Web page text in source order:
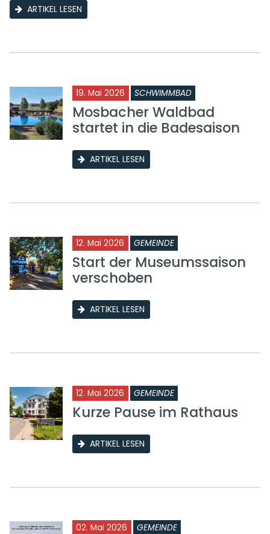
ARTIKEL LESEN
19. Mai 2026 SCHWIMMBAD
Mosbacher Waldbad
startet in die Badesaison
ARTIKEL LESEN
12. Mai 2026 GEMEINDE
Start der Museumssaison
verschoben
ARTIKEL LESEN
12. Mai 2026 GEMEINDE
Kurze Pause im Rathaus
ARTIKEL LESEN
02. Mai 2026 GEMEINDE